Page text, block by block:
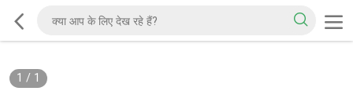
1 / 1